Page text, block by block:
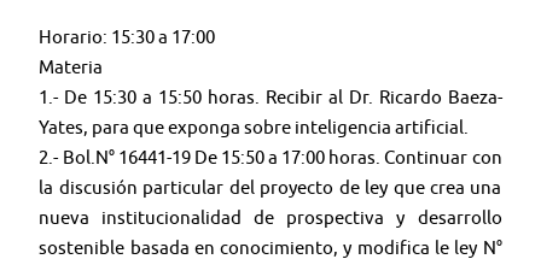
Horario: 15:30 a 17:00
Materia
1.- De 15:30 a 15:50 horas. Recibir al Dr. Ricardo Baeza-
Yates, para que exponga sobre inteligencia artificial.
2.- Bol.N° 16441-19 De 15:50 a 17:00 horas. Continuar con
la discusión particular del proyecto de ley que crea una
nueva institucionalidad de prospectiva y desarrollo
sostenible basada en conocimiento, y modifica le ley N°